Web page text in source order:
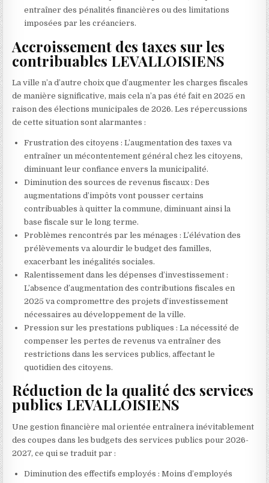
entraîner des pénalités financières ou des limitations
imposées par les créanciers.
Accroissement des taxes sur les
contribuables LEVALLOISIENS
La ville n’a d’autre choix que d’augmenter les charges fiscales
de manière significative, mais cela n’a pas été fait en 2025 en
raison des élections municipales de 2026. Les répercussions
de cette situation sont alarmantes :
Frustration des citoyens : L’augmentation des taxes va
entraîner un mécontentement général chez les citoyens,
diminuant leur confiance envers la municipalité.
Diminution des sources de revenus fiscaux : Des
augmentations d’impôts vont pousser certains
contribuables à quitter la commune, diminuant ainsi la
base fiscale sur le long terme.
Problèmes rencontrés par les ménages : L’élévation des
prélèvements va alourdir le budget des familles,
exacerbant les inégalités sociales.
Ralentissement dans les dépenses d’investissement :
L’absence d’augmentation des contributions fiscales en
2025 va compromettre des projets d’investissement
nécessaires au développement de la ville.
Pression sur les prestations publiques : La nécessité de
compenser les pertes de revenus va entraîner des
restrictions dans les services publics, affectant le
quotidien des citoyens.
Réduction de la qualité des services
publics LEVALLOISIENS
Une gestion financière mal orientée entraînera inévitablement
des coupes dans les budgets des services publics pour 2026-
2027, ce qui se traduit par :
Diminution des effectifs employés : Moins d’employés